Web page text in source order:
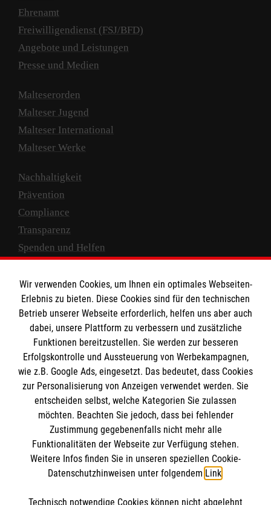
Ehrenamt
Freiwilligendienst (FSJ/BFD)
Angebote und Leistungen
Presse und Medien
Malteserorden
Malteser Jugend
Malteser International
Malteser Werke
Nachhaltigkeit
Prävention
Compliance
Transparenz
Spenden und Helfen
Empfänger: Malteser Hilfsdienst e.V.
IBAN: DE10 3706 0120 1201 2000 12
BIC: GENODED 1PA7
Newsletter abonnieren
Wir verwenden Cookies, um Ihnen ein optimales Webseiten-
Erlebnis zu bieten. Diese Cookies sind für den technischen
Betrieb unserer Webseite erforderlich, helfen uns aber auch
dabei, unsere Plattform zu verbessern und zusätzliche
Funktionen bereitzustellen. Sie werden zur besseren
Erfolgskontrolle und Aussteuerung von Werbekampagnen,
wie z.B. Google Ads, eingesetzt. Das bedeutet, dass Cookies
zur Personalisierung von Anzeigen verwendet werden. Sie
entscheiden selbst, welche Kategorien Sie zulassen
möchten. Beachten Sie jedoch, dass bei fehlender
Zustimmung gegebenenfalls nicht mehr alle
Funktionalitäten der Webseite zur Verfügung stehen.
Weitere Infos finden Sie in unseren speziellen Cookie-
Datenschutzhinweisen unter folgendem Link.
Technisch notwendige Cookies können nicht abgelehnt